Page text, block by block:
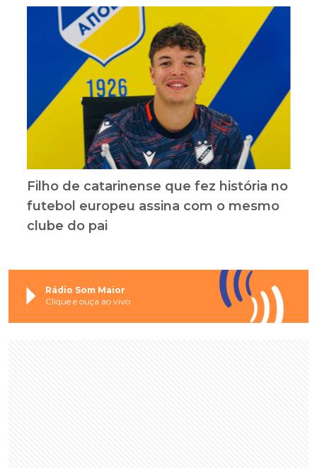
Filho de catarinense que fez história no
futebol europeu assina com o mesmo
clube do pai
Rádio Som Maior
Clique e ouça ao vivo